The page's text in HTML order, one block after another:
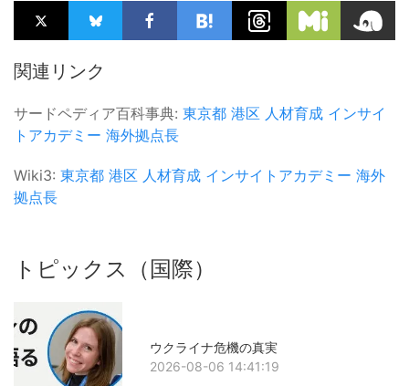
関連リンク
サードペディア百科事典: 東京都 港区 人材育成 インサイ
トアカデミー 海外拠点長
Wiki3: 東京都 港区 人材育成 インサイトアカデミー 海外
拠点長
トピックス（国際）
ウクライナ危機の真実
2026-08-06 14:41:19